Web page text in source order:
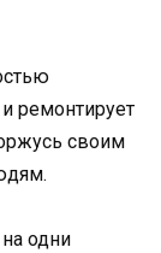
ремонтирует
своим
одни